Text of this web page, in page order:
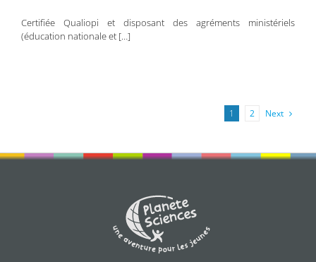
Certifiée Qualiopi et disposant des agréments ministériels
(éducation nationale et […]
1 2 Next